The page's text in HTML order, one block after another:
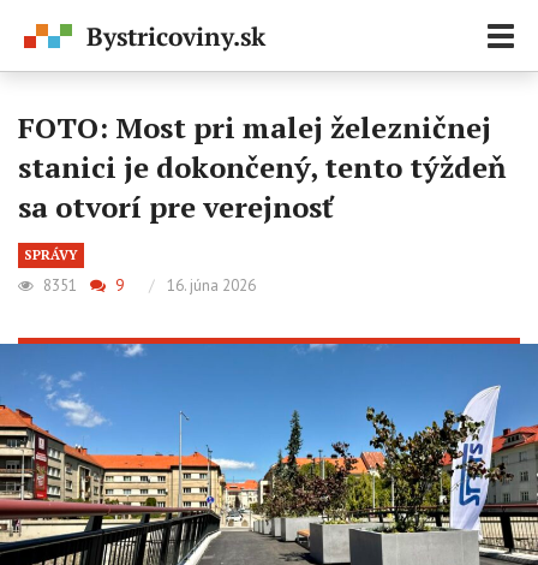
FOTO: Most pri malej železničnej
stanici je dokončený, tento týždeň
sa otvorí pre verejnosť
SPRÁVY
8351 9 / 16. júna 2026